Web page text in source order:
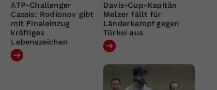
ATP-Challenger
Cassis: Rodionov gibt
mit Finaleinzug
kräftiges
Lebenszeichen
Davis-Cup-Kapitän
Melzer fällt für
Länderkampf gegen
Türkei aus